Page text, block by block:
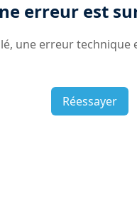
erreur est
une erreur technique
Réessayer